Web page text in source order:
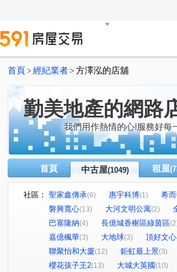
首頁 > 經紀業者 > 方澤泓的店舖
勤美地產的網路
我們用作熱情的心!服務好每
首頁 中古屋(1049) 租屋
社區： 聖家鑫傳承(6) 惠宇科博(1) 希
磐興寬心(13) 大河文明公寓(2)
巴塞隆納(4) 長億城香榭區綠茵區
嘉億楓華(3) 大地球(3) 頂好文
聯聚怡和大廈(12) 鉅虹最上景(3)
櫻花孩子王2(13) 大城大英國 (10)